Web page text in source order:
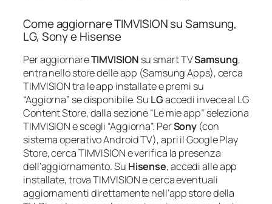
Come aggiornare TIMVISION su Samsung,
LG, Sony e Hisense
Per aggiornareTIMVISION su smart TVSamsung,
entra nello store delle app (Samsung Apps), cerca
TIMVISION tra le app installate e premi su
“Aggiorna” se disponibile. Su LGaccedi invece al LG
Content Store, dalla sezione “Le mie app” seleziona
TIMVISION e scegli “Aggiorna”. PerSony (con
sistema operativo Android TV), apri il Google Play
Store, cerca TIMVISION e verifica la presenza
dell’aggiornamento. Su Hisense, accedi alle app
installate, trova TIMVISION e cerca eventuali
aggiornamenti direttamente nell’app store della